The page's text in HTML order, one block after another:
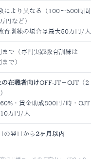
により異なる（100〜500時間
円など）
育訓練の場合は最大50万円/人
まで（専門実践教育訓練は
で）
在職者向けOFF-JT＋OJT（2
・賃金助成800円/時・OJT
万円/人
の翌日から 2ヶ月以内